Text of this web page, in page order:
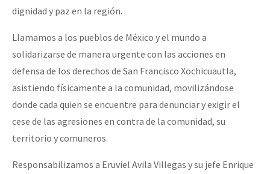
dignidad y paz en la región.
Llamamos a los pueblos de México y el mundo a
solidarizarse de manera urgente con las acciones en
defensa de los derechos de San Francisco Xochicuautla,
asistiendo físicamente a la comunidad, movilizándose
donde cada quien se encuentre para denunciar y exigir el
cese de las agresiones en contra de la comunidad, su
territorio y comuneros.
Responsabilizamos a Eruviel Avila Villegas y su jefe Enrique